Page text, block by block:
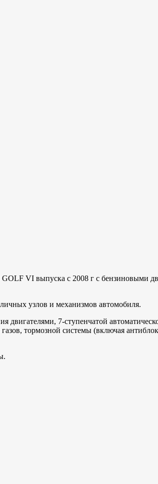
VI выпуска с 2008 г с бензиновыми
узлов и механизмов автомобиля.
7-ступенчатой
тормозной системы (включая